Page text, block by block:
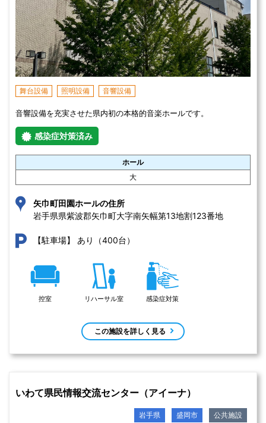
舞台設備 照明設備 音響設備
音響設備を充実させた県内初の本格的音楽ホールです。
感染症対策済み
ホール
大
矢巾町田園ホールの住所
岩手県県紫波郡矢巾町大字南矢幅第13地割123番地
【駐車場】 あり（400台）
控室 リハーサル室 感染症対策
この施設を詳しく見る
いわて県民情報交流センター（アイーナ）
岩手県 盛岡市 公共施設